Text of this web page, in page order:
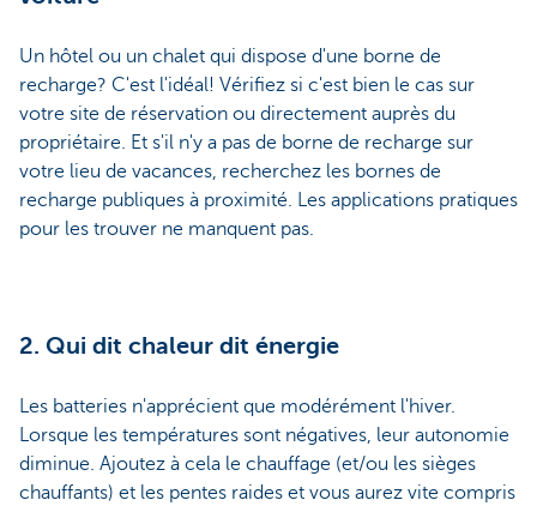
Un hôtel ou un chalet qui dispose d'une borne de
recharge? C'est l'idéal! Vérifiez si c'est bien le cas sur
votre site de réservation ou directement auprès du
propriétaire. Et s'il n'y a pas de borne de recharge sur
votre lieu de vacances, recherchez les bornes de
recharge publiques à proximité. Les applications pratiques
pour les trouver ne manquent pas.
2. Qui dit chaleur dit énergie
Les batteries n'apprécient que modérément l'hiver.
Lorsque les températures sont négatives, leur autonomie
diminue. Ajoutez à cela le chauffage (et/ou les sièges
chauffants) et les pentes raides et vous aurez vite compris